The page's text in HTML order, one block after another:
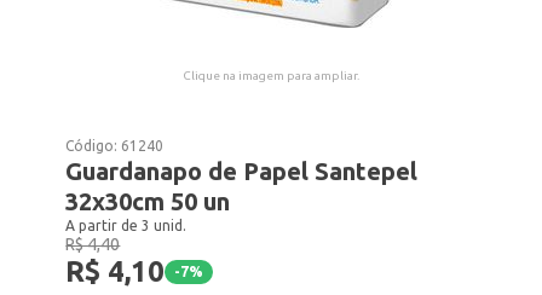
Clique na imagem para ampliar.
Código: 61240
Guardanapo de Papel Santepel
32x30cm 50 un
A partir de 3 unid.
R$ 4,40
R$ 4,10 -7%